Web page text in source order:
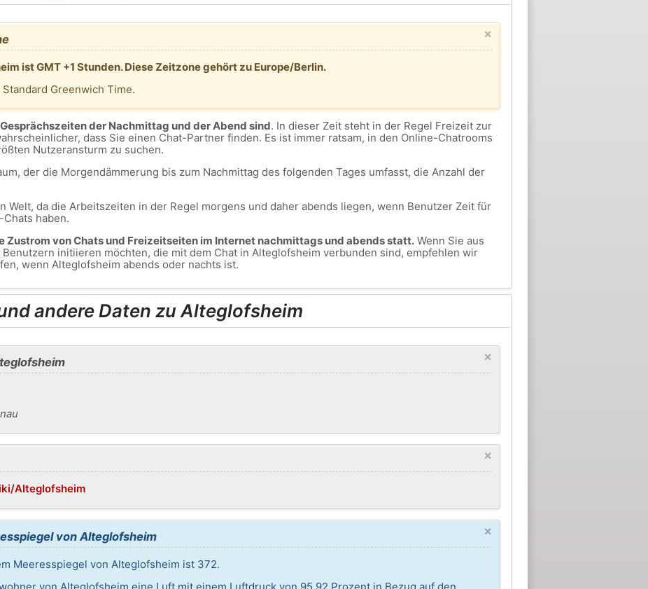
×
ist GMT +1 Stunden. Diese Zeitzone gehört zu Europe/Berlin.
Greenwich Time.
der Nachmittag und der Abend sind. In dieser Zeit steht in der Regel Freizeit zur
dass Sie einen Chat-Partner finden. Es ist immer ratsam, in den Online-Chatrooms
Nutzeransturm zu suchen.
der die Morgendämmerung bis zum Nachmittag des folgenden Tages umfasst, die Anzahl der
Welt, da die Arbeitszeiten in der Regel morgens und daher abends liegen, wenn Benutzer Zeit für
haben.
Zustrom von Chats und Freizeitseiten im Internet nachmittags und abends statt.Wenn Sie aus
initiieren möchten, die mit dem Chat in Alteglofsheim verbunden sind, empfehlen wir
wenn Alteglofsheim abends oder nachts ist.
andere Daten zu Alteglofsheim
×
×
Alteglofsheim
×
von Alteglofsheim
Meeresspiegel von Alteglofsheim ist 372.
von Alteglofsheim eine Luft mit einem Luftdruck von 95,92 Prozent in Bezug auf den